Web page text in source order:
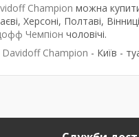
Champion можна
Херсоні, Полтаві,
Чемпіон чоловічі.
Davidoff Champion - Київ -